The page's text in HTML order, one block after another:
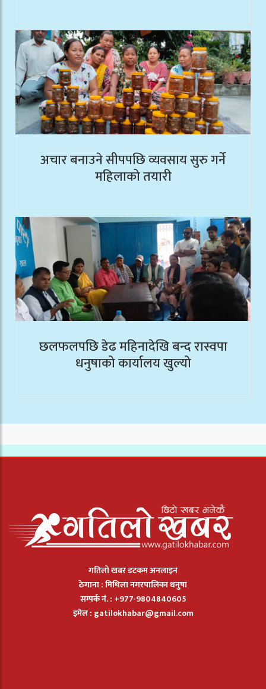
अचार बनाउने सीपपछि व्यवसाय सुरु गर्ने
महिलाको तयारी
छलफलपछि डेढ महिनादेखि बन्द रास्वपा
धनुषाको कार्यालय खुल्यो
गतिलो खबर डटकम अनलाइन
ठेगाना : मिथिला नगरपालिका धनुषा
सम्पर्क नं. : +977-9804840605
इमेल : gatilokhabar@gmail.com